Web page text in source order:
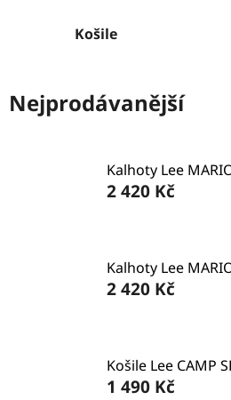
Košile
Nejprodávanější
Kalhoty Lee
2 420 Kč
Kalhoty Lee
2 420 Kč
Košile Lee CAMP
1 490 Kč